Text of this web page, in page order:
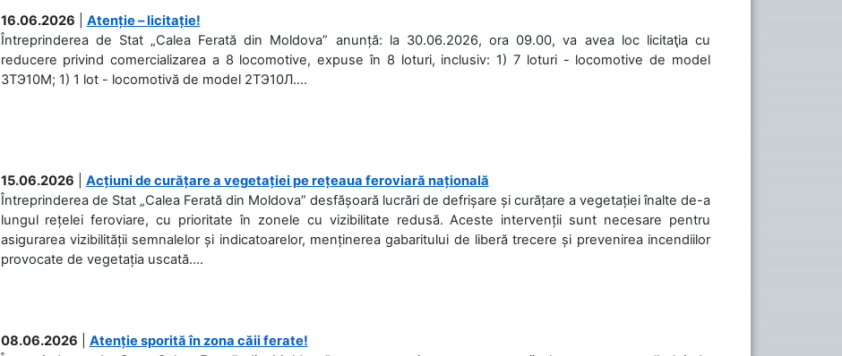
16.06.2026
Atenție – licitație!
Întreprinderea de Stat „Calea Ferată din Moldova” anunță: la 30.06.2026, ora 09.00, va avea loc licitaţia cu
reducere privind comercializarea a 8 locomotive, expuse în 8 loturi, inclusiv: 1) 7 loturi - locomotive de model
3ТЭ10М; 1) 1 lot - locomotivă de model 2ТЭ10Л....
15.06.2026
Acțiuni de curățare a vegetației pe rețeaua feroviară națională
Întreprinderea de Stat „Calea Ferată din Moldova” desfășoară lucrări de defrișare și curățare a vegetației înalte de-a
lungul rețelei feroviare, cu prioritate în zonele cu vizibilitate redusă. Aceste intervenții sunt necesare pentru
asigurarea vizibilității semnalelor și indicatoarelor, menținerea gabaritului de liberă trecere și prevenirea incendiilor
provocate de vegetația uscată....
08.06.2026
Atenție sporită în zona căii ferate!